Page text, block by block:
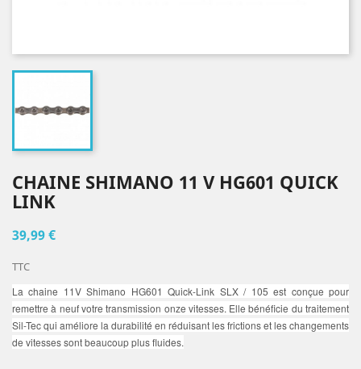
CHAINE SHIMANO 11 V HG601 QUICK
LINK
39,99 €
TTC
Lachaine 11V Shimano HG601 Quick-Link SLX / 105 est conçue pour
remettre à neuf votre transmission onze vitesses. Elle bénéficie du traitement
Sil-Tec qui améliore la durabilité en réduisant les frictions et les changements
de vitesses sont beaucoup plus fluides.